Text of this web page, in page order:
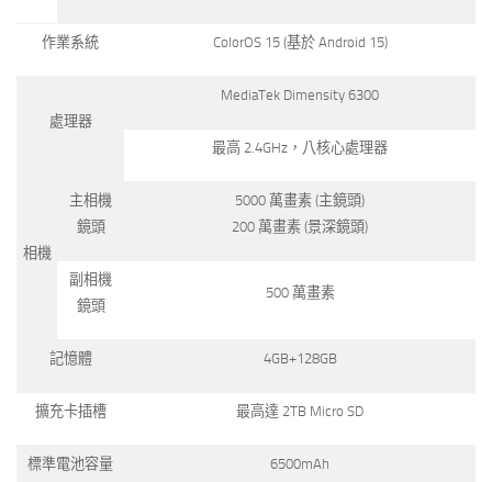
作業系統 ColorOS 15 (基於 Android 15)
處理器
MediaTek Dimensity 6300
最高 2.4GHz，八核心處理器
相機
主相機
鏡頭
5000 萬畫素 (主鏡頭)
200 萬畫素 (景深鏡頭)
副相機
鏡頭
500 萬畫素
記憶體 4GB+128GB
擴充卡插槽 最高達 2TB Micro SD
標準電池容量 6500mAh